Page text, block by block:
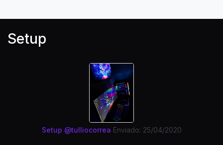
Setup
Setup @tulliocorrea Enviado: 25/04/2020